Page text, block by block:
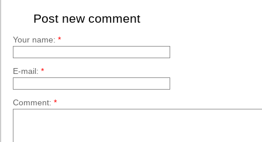
Post new comment
Your name: *
E-mail: *
Comment: *